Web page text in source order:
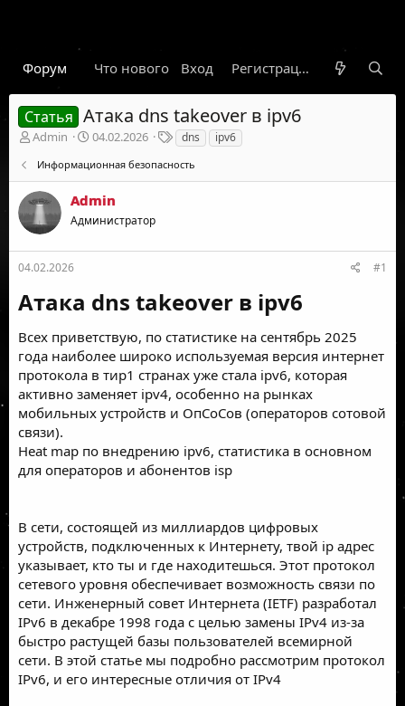
Форум Что нового Гарант Новости
Вход Регистрация
Статья Атака dns takeover в ipv6
А
о
р
т
е
м
ы
Admin
Д
т
а
н
а
а
04.02.2026
Т
е
г
и
dns ipv6
Информационная безопасность
Admin
Администратор
04.02.2026 #1
Атака dns takeover в ipv6​
Всех приветствую, по статистике на сентябрь 2025
года наиболее широко используемая версия интернет
протокола в тир1 странах уже стала ipv6, которая
активно заменяет ipv4, особенно на рынках
мобильных устройств и ОпСоСов (операторов сотовой
связи).
Heat map по внедрению ipv6, статистика в основном
для операторов и абонентов isp
В сети, состоящей из миллиардов цифровых
устройств, подключенных к Интернету, твой ip адрес
указывает, кто ты и где находитешься. Этот протокол
сетевого уровня обеспечивает возможность связи по
сети. Инженерный совет Интернета (IETF) разработал
IPv6 в декабре 1998 года с целью замены IPv4 из-за
быстро растущей базы пользователей всемирной
сети. В этой статье мы подробно рассмотрим протокол
IPv6, и его интересные отличия от IPv4